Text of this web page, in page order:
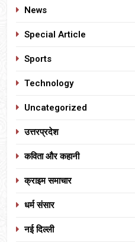
News
Special Article
Sports
Technology
Uncategorized
उत्तरप्रदेश
कविता और कहानी
क्राइम समाचार
धर्म संसार
नई दिल्ली